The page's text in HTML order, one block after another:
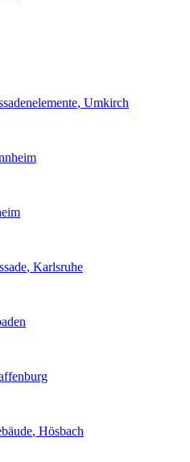
, Umkirch
, Karlsruhe
, Hösbach